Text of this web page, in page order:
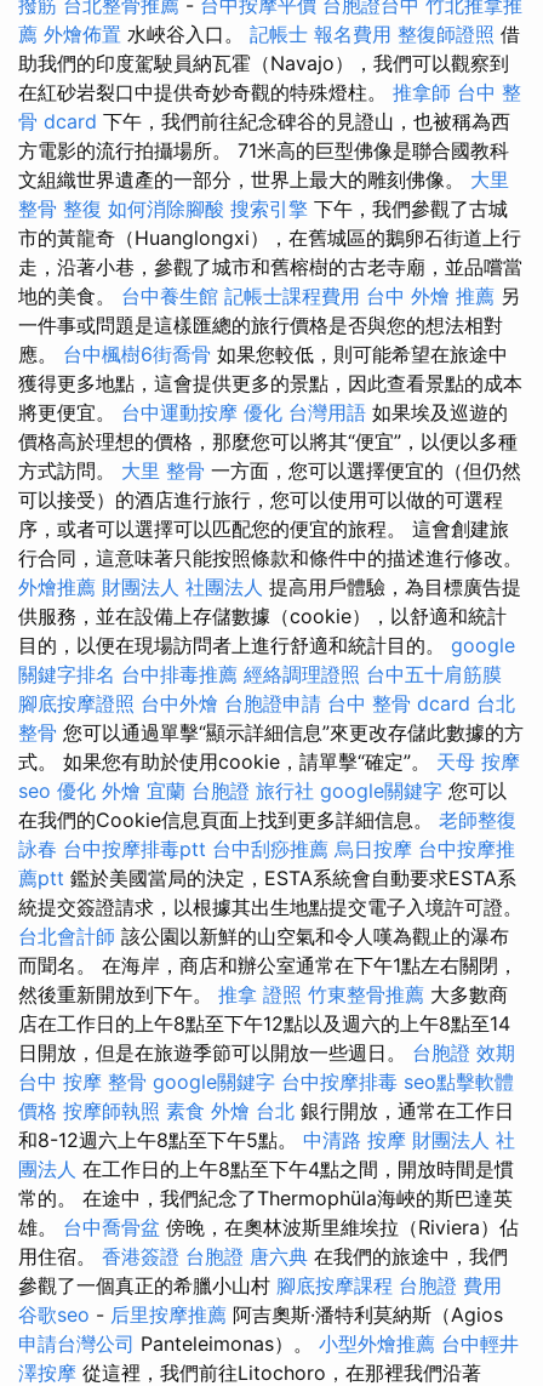
撥筋 台北整骨推薦 - 台中按摩平價 台胞證台中 竹北推拿推
薦 外燴佈置 水峽谷入口。 記帳士 報名費用 整復師證照 借
助我們的印度駕駛員納瓦霍（Navajo），我們可以觀察到
在紅砂岩裂口中提供奇妙奇觀的特殊燈柱。 推拿師 台中 整
骨 dcard 下午，我們前往紀念碑谷的見證山，也被稱為西
方電影的流行拍攝場所。 71米高的巨型佛像是聯合國教科
文組織世界遺產的一部分，世界上最大的雕刻佛像。 大里
整骨 整復 如何消除腳酸 搜索引擎 下午，我們參觀了古城
市的黃龍奇（Huanglongxi），在舊城區的鵝卵石街道上行
走，沿著小巷，參觀了城市和舊榕樹的古老寺廟，並品嚐當
地的美食。 台中養生館 記帳士課程費用 台中 外燴 推薦 另
一件事或問題是這樣匯總的旅行價格是否與您的想法相對
應。 台中楓樹6街喬骨 如果您較低，則可能希望在旅途中
獲得更多地點，這會提供更多的景點，因此查看景點的成本
將更便宜。 台中運動按摩 優化 台灣用語 如果埃及巡遊的
價格高於理想的價格，那麼您可以將其“便宜”，以便以多種
方式訪問​​。 大里 整骨 一方面，您可以選擇便宜的（但仍然
可以接受）的酒店進行旅行，您可以使用可以做的可選程
序，或者可以選擇可以匹配您的便宜的旅程。 這會創建旅
行合同，這意味著只能按照條款和條件中的描述進行修改。
外燴推薦 財團法人 社團法人 提高用戶體驗，為目標廣告提
供服務，並在設備上存儲數據（cookie），以舒適和統計
目的，以便在現場訪問者上進行舒適和統計目的。 google
關鍵字排名 台中排毒推薦 經絡調理證照 台中五十肩筋膜
腳底按摩證照 台中外燴 台胞證申請 台中 整骨 dcard 台北
整骨 您可以通過單擊“顯示詳細信息”來更改存儲此數據的方
式。 如果您有助於使用cookie，請單擊“確定”。 天母 按摩
seo 優化 外燴 宜蘭 台胞證 旅行社 google關鍵字 您可以
在我們的Cookie信息頁面上找到更多詳細信息。 老師整復
詠春 台中按摩排毒ptt 台中刮痧推薦 烏日按摩 台中按摩推
薦ptt 鑑於美國當局的決定，ESTA系統會自動要求ESTA系
統提交簽證請求，以根據其出生地點提交電子入境許可證。
台北會計師 該公園以新鮮的山空氣和令人嘆為觀止的瀑布
而聞名。 在海岸，商店和辦公室通常在下午1點左右關閉，
然後重新開放到下午。 推拿 證照 竹東整骨推薦 大多數商
店在工作日的上午8點至下午12點以及週六的上午8點至14
日開放，但是在旅遊季節可以開放一些週日。 台胞證 效期
台中 按摩 整骨 google關鍵字 台中按摩排毒 seo點擊軟體
價格 按摩師執照 素食 外燴 台北 銀行開放，通常在工作日
和8-12週六上午8點至下午5點。 中清路 按摩 財團法人 社
團法人 在工作日的上午8點至下午4點之間，開放時間是慣
常的。 在途中，我們紀念了Thermophüla海峽的斯巴達英
雄。 台中喬骨盆 傍晚，在奧林波斯里維埃拉（Riviera）佔
用住宿。 香港簽證 台胞證 唐六典 在我們的旅途中，我們
參觀了一個真正的希臘小山村 腳底按摩課程 台胞證 費用
谷歌seo - 后里按摩推薦 阿吉奧斯·潘特利莫納斯（Agios
申請台灣公司 Panteleimonas）。 小型外燴推薦 台中輕井
澤按摩 從這裡，我們前往Litochoro，在那裡我們沿著